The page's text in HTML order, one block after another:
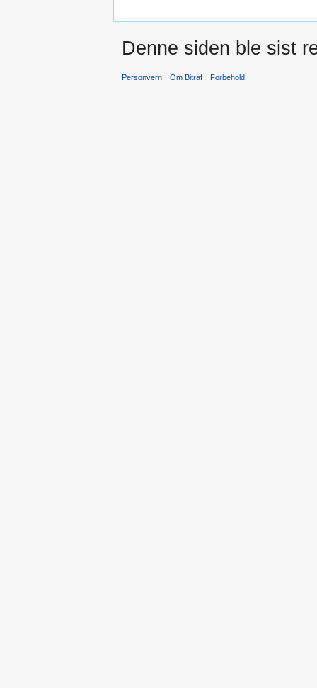
Denne siden ble sist
Personvern Om Bitraf Forbehold